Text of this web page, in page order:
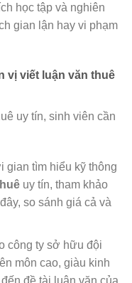
học tập và nghiên
gian lận hay vi phạm
vị viết luận văn thuê
uy tín, sinh viên cần
gian tìm hiểu kỹ thông
uy tín, tham khảo
so sánh giá cả và
công ty sở hữu đội
môn cao, giàu kinh
đề tài luận văn của